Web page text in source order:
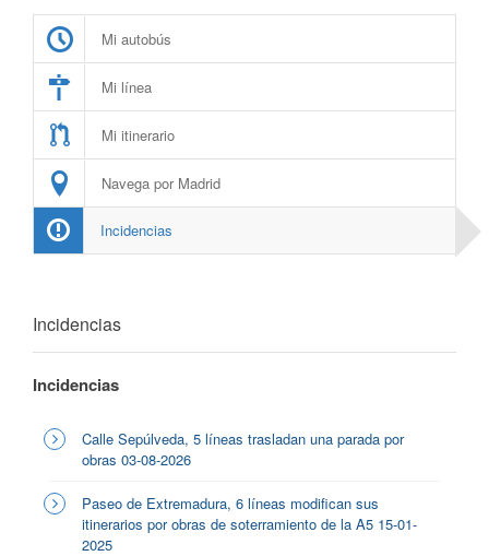
Mi autobús
Mi línea
Mi itinerario
Navega por Madrid
Incidencias
Incidencias
Incidencias
Calle Sepúlveda, 5 líneas trasladan una parada por
obras 03-08-2026
Paseo de Extremadura, 6 líneas modifican sus
itinerarios por obras de soterramiento de la A5 15-01-
2025